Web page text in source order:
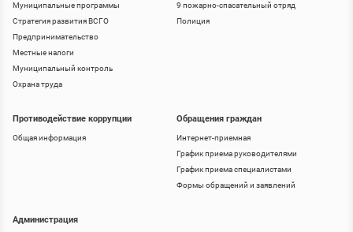
Муниципальные программы
Стратегия развития ВСГО
Предпринимательство
Местные налоги
Муниципальный контроль
Охрана труда
9 пожарно-спасательный отряд
Полиция
Противодействие коррупции
Общая информация
Обращения граждан
Интернет-приемная
График приема руководителями
График приема специалистами
Формы обращений и заявлений
Администрация